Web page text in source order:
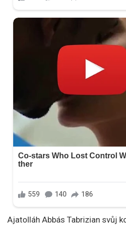
Ajatolláh Abbás Tabrizian svůj